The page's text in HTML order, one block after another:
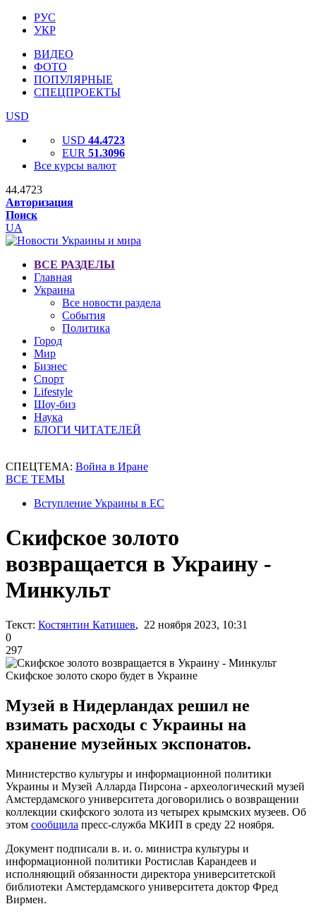
РУС
УКР
ВИДЕО
ФОТО
ПОПУЛЯРНЫЕ
СПЕЦПРОЕКТЫ
USD
USD 44.4723
EUR 51.3096
Все курсы валют
44.4723
Авторизация
Поиск
UA
ВСЕ РАЗДЕЛЫ
Главная
Украина
Все новости раздела
События
Политика
Город
Мир
Бизнес
Спорт
Lifestyle
Шоу-биз
Наука
БЛОГИ ЧИТАТЕЛЕЙ
СПЕЦТЕМА: Война в Иране
ВСЕ ТЕМЫ
Вступление Украины в ЕС
Скифское золото
возвращается в Украину -
Минкульт
Текст: Костянтин Катишев, 22 ноября 2023, 10:31
0
297
Скифское золото скоро будет в Украине
Музей в Нидерландах решил не
взимать расходы с Украины на
хранение музейных экспонатов.
Министерство культуры и информационной политики
Украины и Музей Алларда Пирсона - археологический музей
Амстердамского университета договорились о возвращении
коллекции скифского золота из четырех крымских музеев. Об
этом сообщила пресс-служба МКИП в среду 22 ноября.
Документ подписали в. и. о. министра культуры и
информационной политики Ростислав Карандеев и
исполняющий обязанности директора университетской
библиотеки Амстердамского университета доктор Фред
Вирмен.